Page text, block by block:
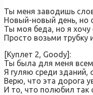
Ты меня заводишь
Новый-новый день, но
Ты моя беда, но я хочу
Просто возьми трубку
[Куплет 2, Goody]:
Ты была для меня
Я гуляю среди зданий,
Верю, что эта дорога
И то, что полюбил так